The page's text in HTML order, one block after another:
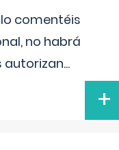
comentéis
no habrá
autorizan...
+